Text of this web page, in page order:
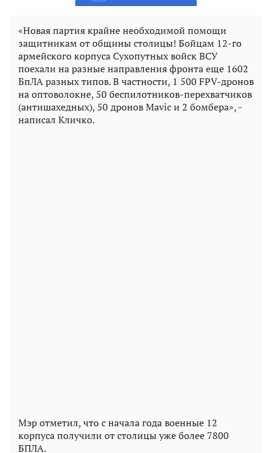
«Новая партия крайне необходимой помощи
защитникам от общины столицы! Бойцам 12-го
армейского корпуса Сухопутных войск ВСУ
поехали на разные направления фронта еще 1602
БпЛА разных типов. В частности, 1 500 FPV-дронов
на оптоволокне, 50 беспилотников-перехватчиков
(антишахедных), 50 дронов Mavic и 2 бомбера», -
написал Кличко.
Мэр отметил, что с начала года военные 12
корпуса получили от столицы уже более 7800
БПЛА.